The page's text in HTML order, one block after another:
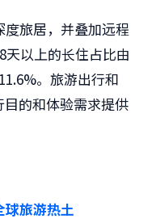
旅居，并叠加远程
以上的长住占比由
。旅游出行和
的和体验需求提供
球旅游热土